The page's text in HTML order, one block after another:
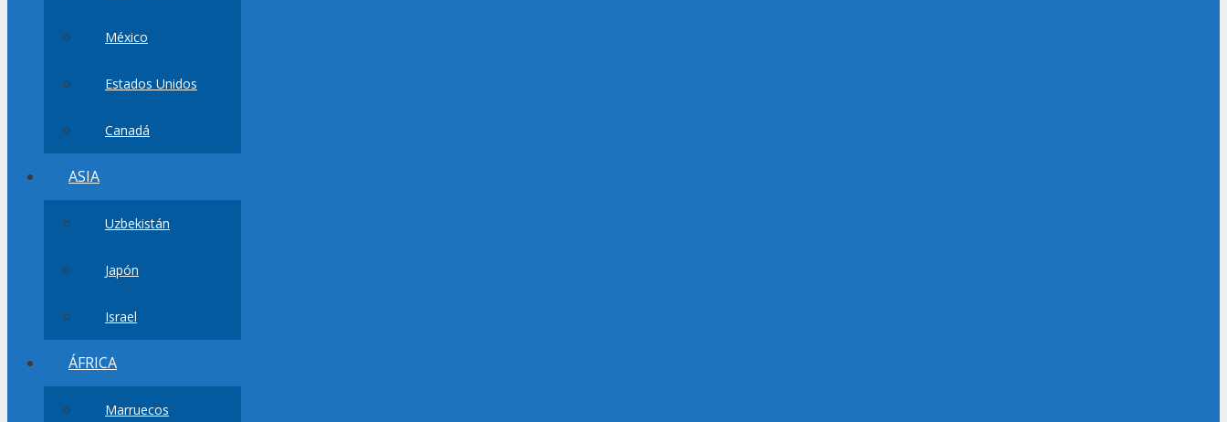
México
Estados Unidos
Canadá
ASIA
Uzbekistán
Japón
Israel
ÁFRICA
Marruecos